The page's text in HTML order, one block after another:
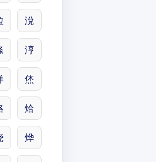
涗
涥
烋
烚
烨